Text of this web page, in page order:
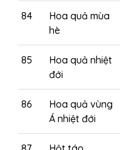
84
Hoa quả mùa
hè
85
Hoa quả nhiệt
đới
86
Hoa quả vùng
Á nhiệt đới